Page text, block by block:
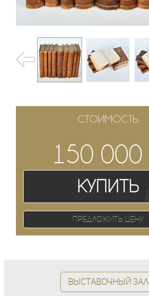
СТОИМОСТЬ
150 000
Купить
Предложить цену
Выставочный зал